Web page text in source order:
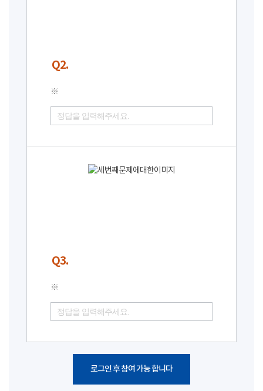
Q2.
※
Q3.
※
로그인 후 참여 가능 합니다